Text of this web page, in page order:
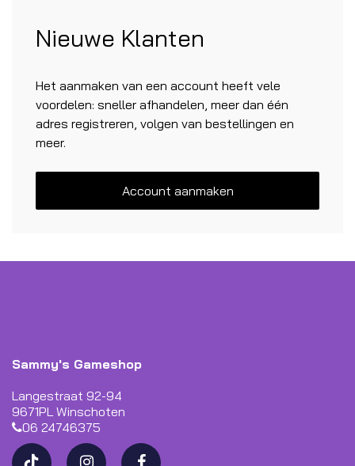
Nieuwe Klanten
Het aanmaken van een account heeft vele
voordelen: sneller afhandelen, meer dan één
adres registreren, volgen van bestellingen en
meer.
Account aanmaken
Sammy's Gameshop
Langestraat 92-94
9671PL Winschoten
06 24746375